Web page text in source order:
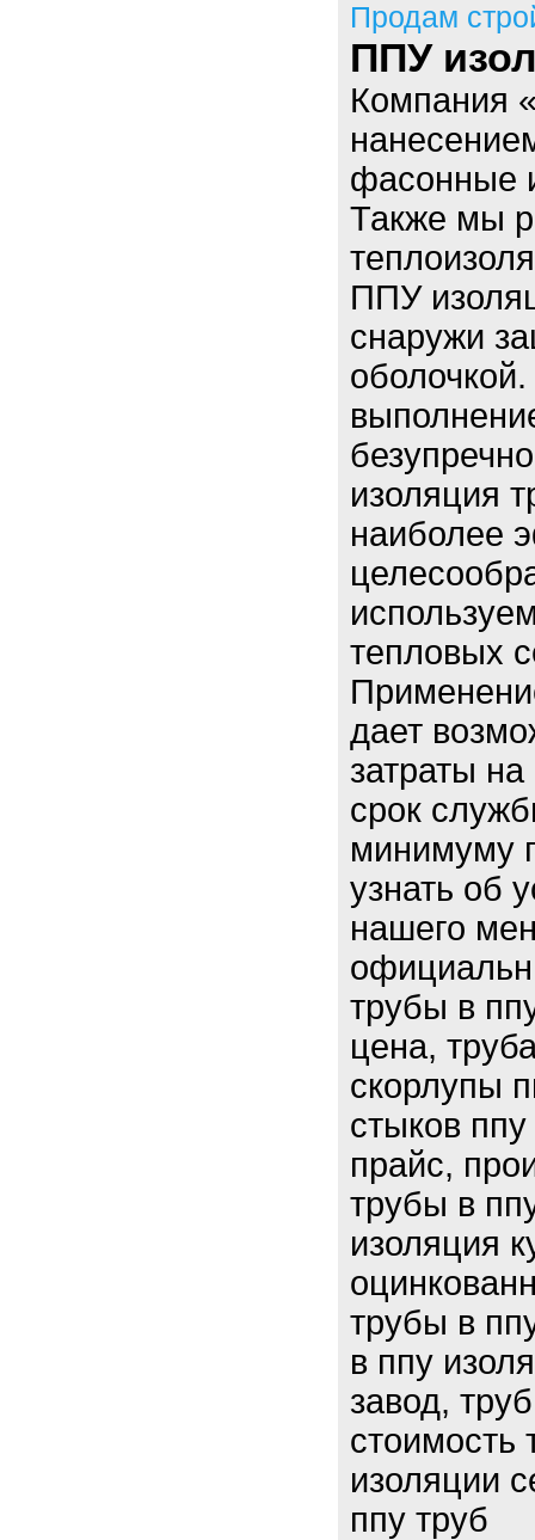
Продам
ППУ
Компания
фасонные
Также мы
ППУ
снаружи
изоляция
наиболее
тепловых
дает
затраты
срок
минимуму
узнать об
нашего
трубы в
цена,
скорлупы
стыков
прайс,
трубы в
изоляция
трубы в
в ппу
завод,
стоимость
изоляции
ппу труб